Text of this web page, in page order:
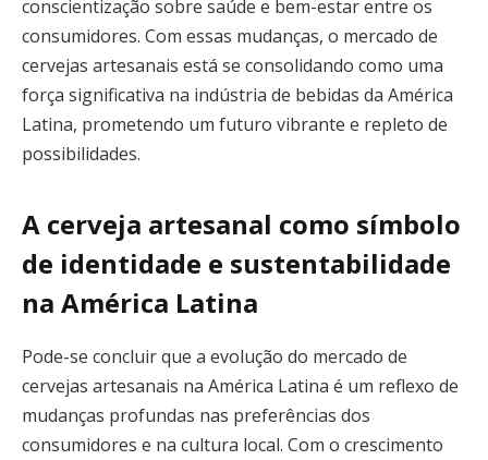
conscientização sobre saúde e bem-estar entre os
consumidores. Com essas mudanças, o mercado de
cervejas artesanais está se consolidando como uma
força significativa na indústria de bebidas da América
Latina, prometendo um futuro vibrante e repleto de
possibilidades.
A cerveja artesanal como símbolo
de identidade e sustentabilidade
na América Latina
Pode-se concluir que a evolução do mercado de
cervejas artesanais na América Latina é um reflexo de
mudanças profundas nas preferências dos
consumidores e na cultura local. Com o crescimento